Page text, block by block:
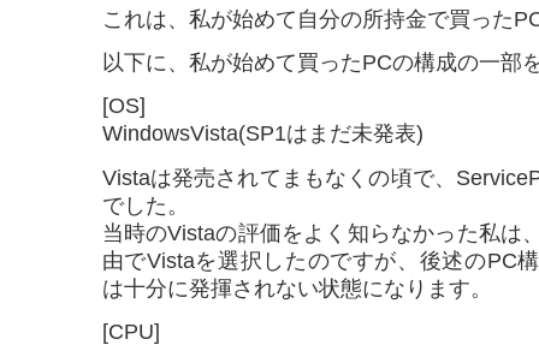
これは、私が始めて自分の所持金で買った
以下に、私が始めて買ったPCの構成の一部
[OS]
WindowsVista(SP1はまだ未発表)
Vistaは発売されてまもなくの頃で、
でした。
当時のVistaの評価をよく知らなかった私は
由でVistaを選択したのですが、後述のPC
は十分に発揮されない状態になります。
[CPU]